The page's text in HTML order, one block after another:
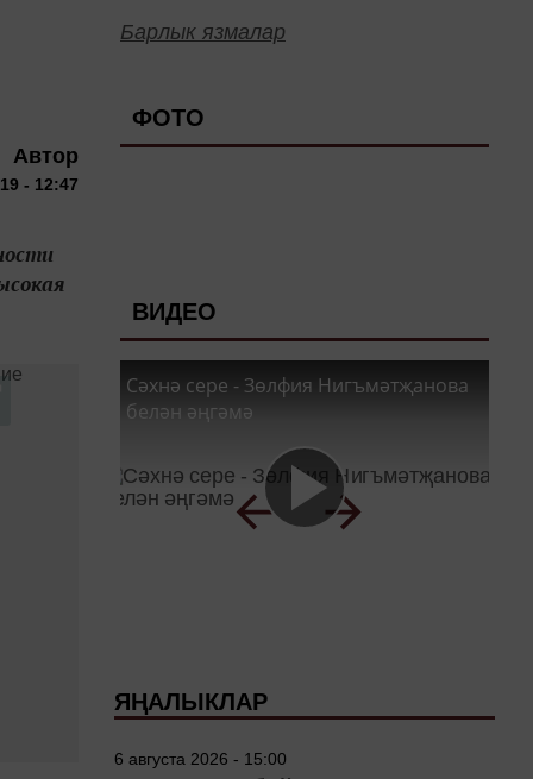
Автор
- 12:47
Барлык язмалар
ФОТО
ВИДЕО
Сәхнә сере - Зөлфия Нигъмәтҗанова
белән әңгәмә
ЯҢАЛЫКЛАР
6 августа 2026 - 15:00